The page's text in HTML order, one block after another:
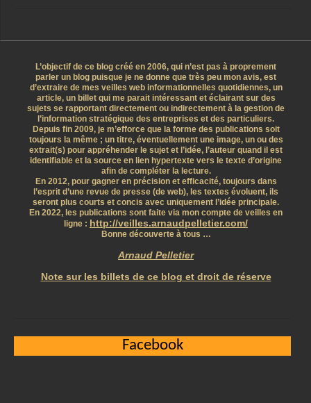
L’objectif de ce blog créé en 2006, qui n’est pas à proprement
parler un blog puisque je ne donne que très peu mon avis, est
d’extraire de mes veilles web informationnelles quotidiennes, un
article, un billet qui me parait intéressant et éclairant sur des
sujets se rapportant directement ou indirectement à la gestion de
l’information stratégique des entreprises et des particuliers.
Depuis fin 2009, je m’efforce que la forme des publications soit
toujours la même ; un titre, éventuellement une image, un ou des
extrait(s) pour appréhender le sujet et l’idée, l’auteur quand il est
identifiable et la source en lien hypertexte vers le texte d’origine
afin de compléter la lecture.
En 2012, pour gagner en précision et efficacité, toujours dans
l’esprit d’une revue de presse (de web), les textes évoluent, ils
seront plus courts et concis avec uniquement l’idée principale.
En 2022, les publications sont faite via mon compte de veilles en
ligne : http://veilles.arnaudpelletier.com/
Bonne découverte à tous …
Arnaud Pelletier
Note sur les billets de ce blog et droit de réserve
Facebook